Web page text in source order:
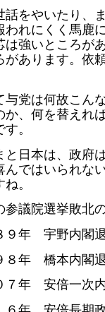
話をやいたり、
われにくく馬鹿
は強いところが
があります。依
与党は何故こん
か、何を替えれ
。
と日本は、政府
んではいられな
。
参議院選挙敗北
９年 宇野内閣
８年 橋本内閣
７年 安倍一次